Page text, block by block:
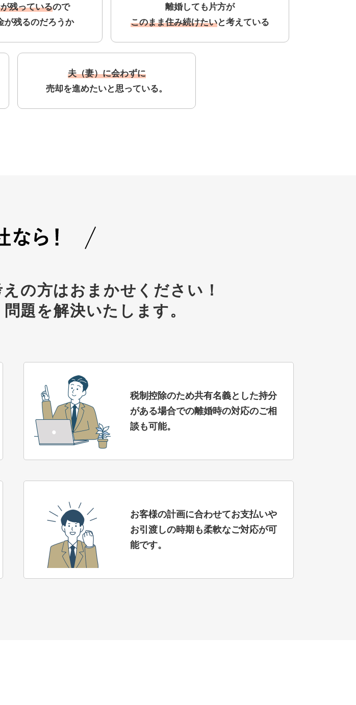
残っているので
が残るのだろうか
離婚しても片方が
このまま住み続けたいと考えている
夫（妻）に会わずに
売却を進めたいと思っている。
の方はおまかせください！
問題を解決いたします。
税制控除のため共有名義とした持分
がある場合での離婚時の対応のご相
談も可能。
お客様の計画に合わせてお支払いや
お引渡しの時期も柔軟なご対応が可
能です。